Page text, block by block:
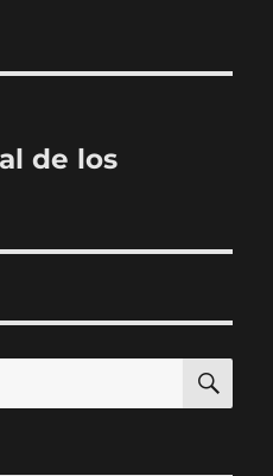
de los